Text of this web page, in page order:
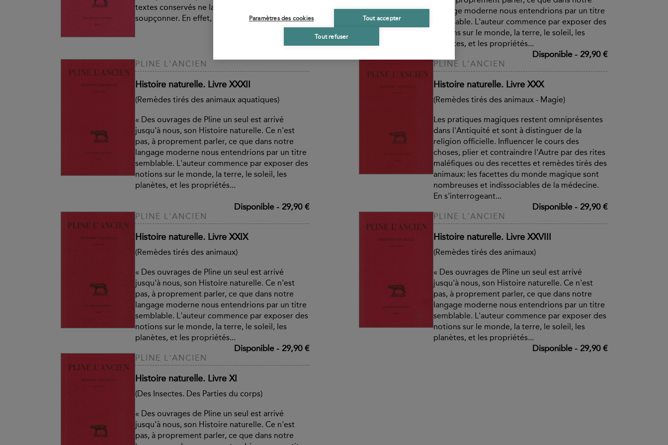
Paramètres des cookies Tout accepter
Tout refuser
textes conservés ne laissent pas assez
soupçonner. En effet, le...
langage moderne nous entendrions par un titre
semblable. L'auteur commence par exposer des
notions sur le monde, la terre, le soleil, les
planètes, et les propriétés...
Disponible- 29,90 €
PLINE L'ANCIEN
Histoire naturelle. Livre XXXII
(Remèdes tirés des animaux aquatiques)
« Des ouvrages de Pline un seul est arrivé
jusqu'à nous, son Histoire naturelle. Ce n'est
pas, à proprement parler, ce que dans notre
langage moderne nous entendrions par un titre
semblable. L'auteur commence par exposer des
notions sur le monde, la terre, le soleil, les
planètes, et les propriétés...
Disponible- 29,90 €
PLINE L'ANCIEN
Histoire naturelle. Livre XXX
(Remèdes tirés des animaux - Magie)
Les pratiques magiques restent omniprésentes
dans l'Antiquité et sont à distinguer de la
religion officielle. Influencer le cours des
choses, plier et contraindre l'Autre par des rites
maléfiques ou des recettes et remèdes tirés des
animaux: les facettes du monde magique sont
nombreuses et indissociables de la médecine.
En s'interrogeant...
Disponible- 29,90 €
PLINE L'ANCIEN
Histoire naturelle. Livre XXIX
(Remèdes tirés des animaux)
« Des ouvrages de Pline un seul est arrivé
jusqu'à nous, son Histoire naturelle. Ce n'est
pas, à proprement parler, ce que dans notre
langage moderne nous entendrions par un titre
semblable. L'auteur commence par exposer des
notions sur le monde, la terre, le soleil, les
planètes, et les propriétés...
Disponible- 29,90 €
PLINE L'ANCIEN
Histoire naturelle. Livre XXVIII
(Remèdes tirés des animaux)
« Des ouvrages de Pline un seul est arrivé
jusqu'à nous, son Histoire naturelle. Ce n'est
pas, à proprement parler, ce que dans notre
langage moderne nous entendrions par un titre
semblable. L'auteur commence par exposer des
notions sur le monde, la terre, le soleil, les
planètes, et les propriétés...
Disponible- 29,90 €
PLINE L'ANCIEN
Histoire naturelle. Livre XI
(Des Insectes. Des Parties du corps)
« Des ouvrages de Pline un seul est arrivé
jusqu'à nous, son Histoire naturelle. Ce n'est
pas, à proprement parler, ce que dans notre